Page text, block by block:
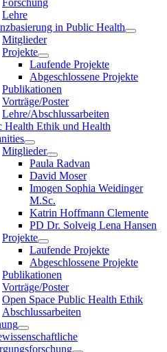
Lehre
in Public Health
Mitglieder
Projekte
Laufende Projekte
Abgeschlossene Projekte
Publikationen
Vorträge/Poster
Lehre/Abschlussarbeiten
Health Ethik und Health
Mitglieder
Paula Radvan
David Moser
Imogen Sophia Weidinger
M.Sc.
Katrin Hoffmann Clemente
PD Dr. Solveig Lena Hansen
Projekte
Laufende Projekte
Abgeschlossene Projekte
Publikationen
Vorträge/Poster
Open Space Public Health Ethik
Abschlussarbeiten